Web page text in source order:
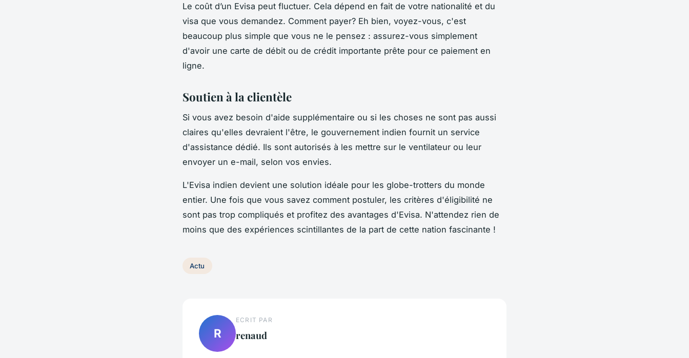
Le coût d’un Evisa peut fluctuer. Cela dépend en fait de votre nationalité et du
visa que vous demandez. Comment payer? Eh bien, voyez-vous, c'est
beaucoup plus simple que vous ne le pensez : assurez-vous simplement
d'avoir une carte de débit ou de crédit importante prête pour ce paiement en
ligne.
Soutien à la clientèle
Si vous avez besoin d'aide supplémentaire ou si les choses ne sont pas aussi
claires qu'elles devraient l'être, le gouvernement indien fournit un service
d'assistance dédié. Ils sont autorisés à les mettre sur le ventilateur ou leur
envoyer un e-mail, selon vos envies.
L'Evisa indien devient une solution idéale pour les globe-trotters du monde
entier. Une fois que vous savez comment postuler, les critères d'éligibilité ne
sont pas trop compliqués et profitez des avantages d'Evisa. N'attendez rien de
moins que des expériences scintillantes de la part de cette nation fascinante !
Actu
R
ECRIT PAR
renaud